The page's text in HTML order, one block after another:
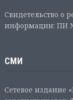
Свидетельство о
информации: ПИ №
СМИ
Сетевое издание